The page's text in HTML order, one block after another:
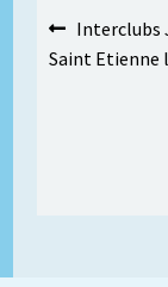
de
Article
précédent :
Interclubs
Saint Etienne